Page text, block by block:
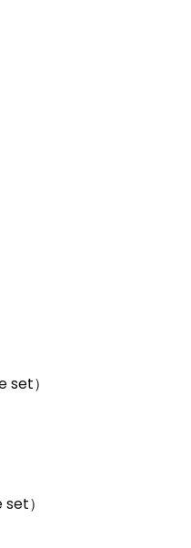
set）
）